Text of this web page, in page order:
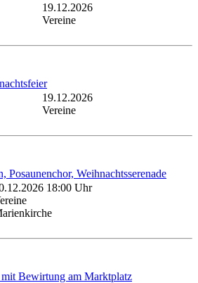
19.12.2026
Vereine
19.12.2026
Vereine
Posaunenchor, Weihnachtsserenade
18:00 Uhr
Bewirtung am Marktplatz